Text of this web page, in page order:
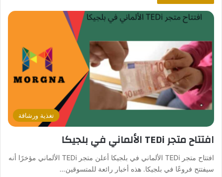
تغذية ورشاقة
افتتاح متجر TEDi الألماني في بلجيكا
افتتاح متجر TEDi الألماني في بلجيكا أعلن متجر TEDi الألماني مؤخرًا أنه
سيفتتح فروعًا في بلجيكا. هذه أخبار رائعة للمتسوقين…